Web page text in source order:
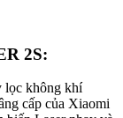
2S:
lọc không khí
cấp của Xiaomi